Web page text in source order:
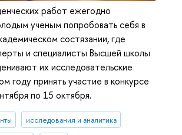
работ ежегодно
ученым попробовать себя в
состязании, где
и специалисты Высшей школы
их исследовательские
году принять участие в конкурсе
по 15 октября.
исследования и аналитика